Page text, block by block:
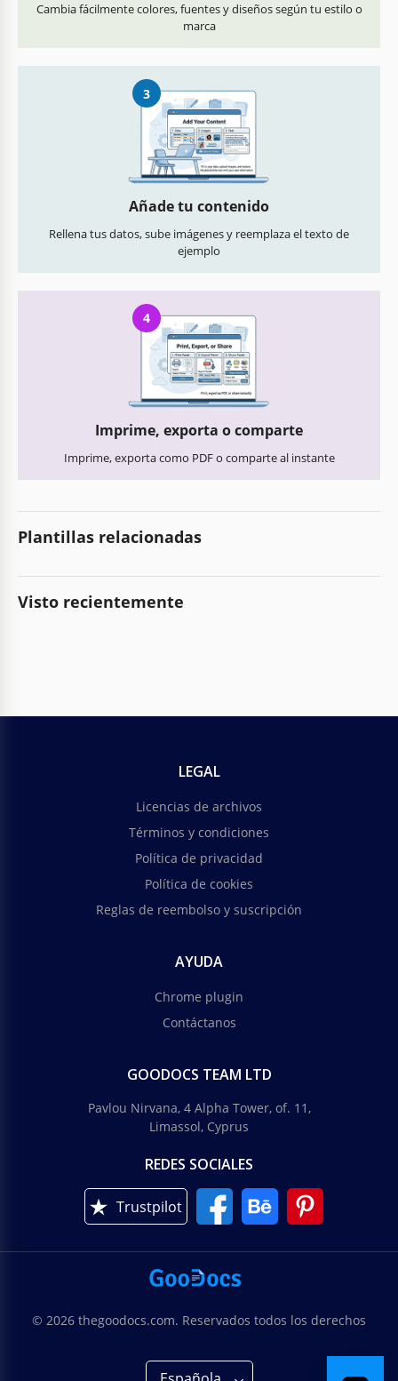
Cambia fácilmente colores, fuentes y diseños según tu estilo o
marca
3
Añade tu contenido
Rellena tus datos, sube imágenes y reemplaza el texto de
ejemplo
4
Imprime, exporta o comparte
Imprime, exporta como PDF o comparte al instante
Plantillas relacionadas
Visto recientemente
LEGAL
Licencias de archivos
Términos y condiciones
Política de privacidad
Política de cookies
Reglas de reembolso y suscripción
AYUDA
Chrome plugin
Contáctanos
GOODOCS TEAM LTD
Pavlou Nirvana, 4 Alpha Tower, of. 11,
Limassol, Cyprus
REDES SOCIALES
Trustpilot
© 2026 thegoodocs.com. Reservados todos los derechos